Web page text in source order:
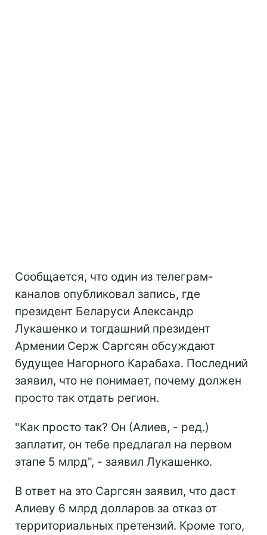
Сообщается, что один из телеграм-
каналов опубликовал запись, где
президент Беларуси Александр
Лукашенко и тогдашний президент
Армении Серж Саргсян обсуждают
будущее Нагорного Карабаха. Последний
заявил, что не понимает, почему должен
просто так отдать регион.
"Как просто так? Он (Алиев, - ред.)
заплатит, он тебе предлагал на первом
этапе 5 млрд", - заявил Лукашенко.
В ответ на это Саргсян заявил, что даст
Алиеву 6 млрд долларов за отказ от
территориальных претензий. Кроме того,